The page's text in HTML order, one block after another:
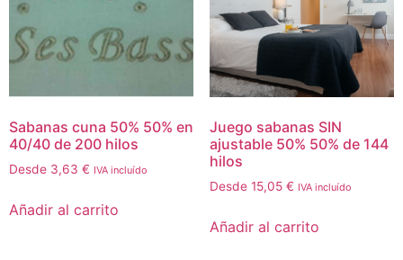
Sabanas cuna 50% 50% en
40/40 de 200 hilos
Desde 3,63 € IVA incluído
Añadir al carrito
Juego sabanas SIN
ajustable 50% 50% de 144
hilos
Desde 15,05 € IVA incluído
Añadir al carrito